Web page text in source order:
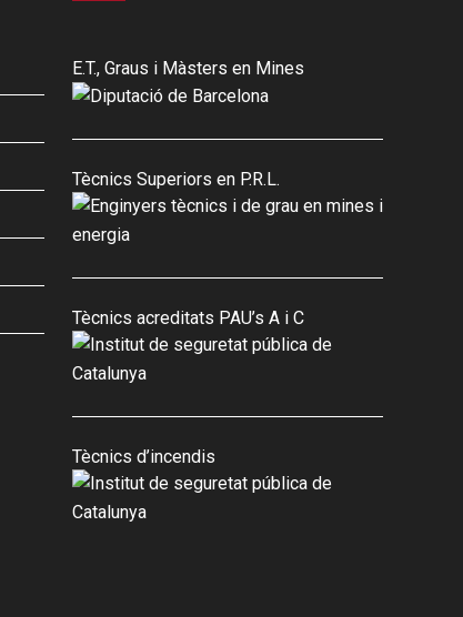
E.T., Graus i Màsters en Mines
Tècnics Superiors en P.R.L.
Tècnics acreditats PAU’s A i C
Tècnics d’incendis